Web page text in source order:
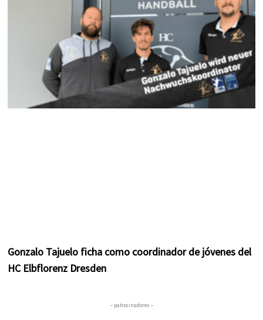
m t
Gonzalo Tajuelo ficha como coordinador de jóvenes del
HC Elbflorenz Dresden
– patrocinadores –